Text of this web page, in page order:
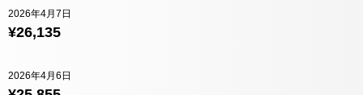
¥26,135
2026年4月7日
2026年4月6日